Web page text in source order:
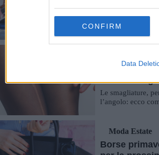
CONFIRM
Data
Amatissime dalle
dalle fashion
trend: ecco come
Calze
collant e
Le smagliature,
l’angolo: ecco
Moda Estate
Borse